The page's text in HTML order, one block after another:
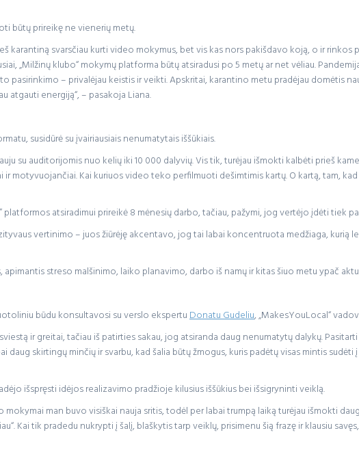
būtų prireikę ne vienerių metų.
karantiną svarsčiau kurti video mokymus, bet vis kas nors pakišdavo koją, o ir rinkos
„Milžinų klubo“ mokymų platforma būtų atsiradusi po 5 metų ar net vėliau.
pasirinkimo – privalėjau keistis ir veikti. Apskritai, karantino metu pradėjau domėtis
atgauti energiją“, – pasakoja Liana.
susidūrė su įvairiausiais nenumatytais iššūkiais.
su auditorijomis nuo kelių iki 10 000 dalyvių. Vis tik, turėjau išmokti kalbėti prieš
Kai kuriuos video teko perfilmuoti dešimtimis kartų. O kartą, tam,
atsiradimui prireikė 8 mėnesių darbo, tačiau, pažymi, jog vertėjo įdėti tiek
vertinimo – juos žiūrėję akcentavo, jog tai labai koncentruota medžiaga, kurią
streso malšinimo, laiko planavimo, darbo iš namų ir kitas šiuo metu ypač
būdu konsultavosi su verslo ekspertuDonatu Gudeliu, „MakesYouLocal“
ir greitai, tačiau iš patirties sakau, jog atsiranda daug nenumatytų dalykų.
skirtingų minčių ir svarbu, kad šalia būtų žmogus, kuris padėtų visas mintis sudėti
išspręsti idėjos realizavimo pradžioje kilusius iššūkius bei išsigryninti veiklą.
man buvo visiškai nauja sritis, todėl per labai trumpą laiką turėjau išmokti
Kai tik pradedu nukrypti į šalį, blaškytis tarp veiklų, prisimenu šią frazę ir klausiu